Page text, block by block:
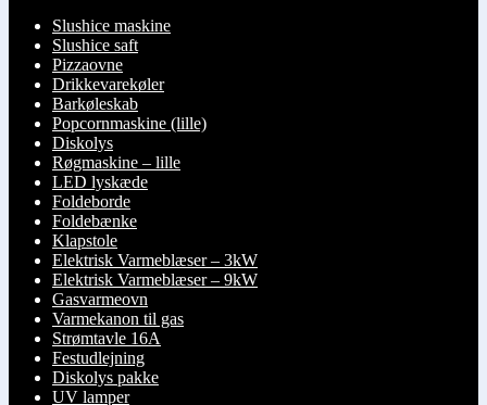
Slushice maskine
Slushice saft
Pizzaovne
Drikkevarekøler
Barkøleskab
Popcornmaskine (lille)
Diskolys
Røgmaskine – lille
LED lyskæde
Foldeborde
Foldebænke
Klapstole
Elektrisk Varmeblæser – 3kW
Elektrisk Varmeblæser – 9kW
Gasvarmeovn
Varmekanon til gas
Strømtavle 16A
Festudlejning
Diskolys pakke
UV lamper